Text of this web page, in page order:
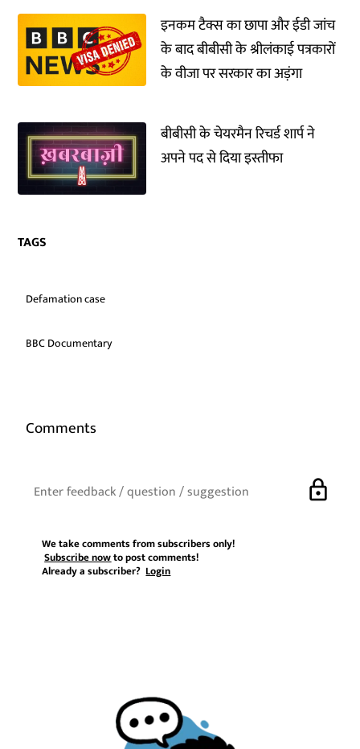
इनकम टैक्स का छापा और ईडी जांच
के बाद बीबीसी के श्रीलंकाई पत्रकारों
के वीजा पर सरकार का अड़ंगा
बीबीसी के चेयरमैन रिचर्ड शार्प ने
अपने पद से दिया इस्तीफा
TAGS
Defamation case
BBC Documentary
Comments
lock
We take comments from subscribers only!
Subscribe nowto post comments!
Already a subscriber?Login